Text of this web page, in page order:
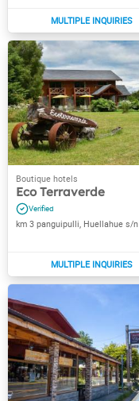
Eco Terraverde
km 3 panguipulli, Huellahue s/n